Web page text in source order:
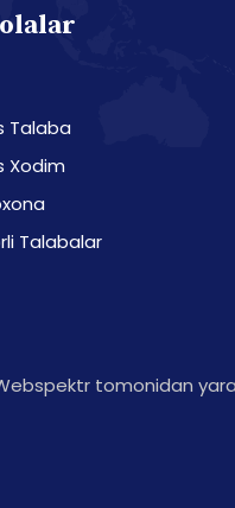
Talaba
Xodim
Talabalar
tomonidan